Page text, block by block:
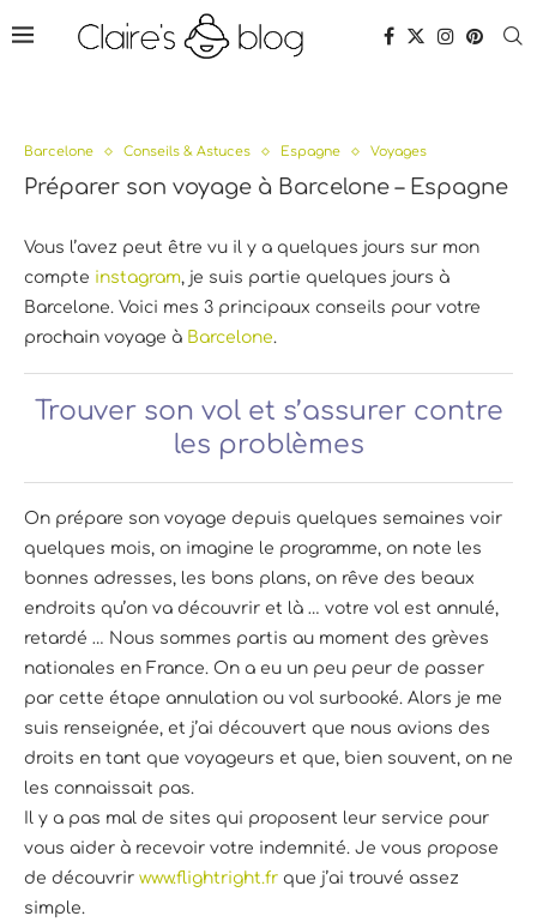
Barcelone Conseils & Astuces Espagne Voyages
Préparer son voyage à Barcelone – Espagne
Vous l’avez peut être vu il y a quelques jours sur mon
compte instagram, je suis partie quelques jours à
Barcelone. Voici mes 3 principaux conseils pour votre
prochain voyage à Barcelone.
Trouver son vol et s’assurer contre
les problèmes
On prépare son voyage depuis quelques semaines voir
quelques mois, on imagine le programme, on note les
bonnes adresses, les bons plans, on rêve des beaux
endroits qu’on va découvrir et là … votre vol est annulé,
retardé … Nous sommes partis au moment des grèves
nationales en France. On a eu un peu peur de passer
par cette étape annulation ou vol surbooké. Alors je me
suis renseignée, et j’ai découvert que nous avions des
droits en tant que voyageurs et que, bien souvent, on ne
les connaissait pas.
Il y a pas mal de sites qui proposent leur service pour
vous aider à recevoir votre indemnité. Je vous propose
de découvrir www.flightright.fr que j’ai trouvé assez
simple.